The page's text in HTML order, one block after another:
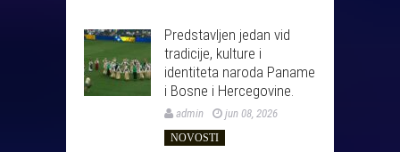
Predstavljen jedan vid
tradicije, kulture i
identiteta naroda Paname
i Bosne i Hercegovine.
admin jun 08, 2026
NOVOSTI